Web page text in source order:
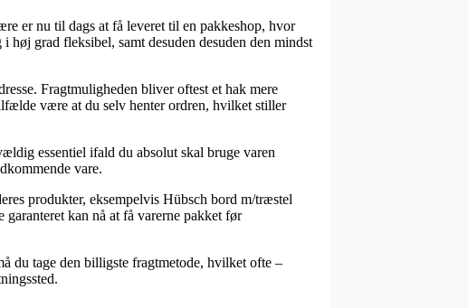
er nu til dags at få leveret til en pakkeshop, hvor
høj grad fleksibel, samt desuden desuden den mindst
Fragtmuligheden bliver oftest et hak mere
være at du selv henter ordren, hvilket stiller
essentiel ifald du absolut skal bruge varen
vare.
produkter, eksempelvis Hübsch bord m/træstel
kan nå at få varerne pakket før
du tage den billigste fragtmetode, hvilket ofte –